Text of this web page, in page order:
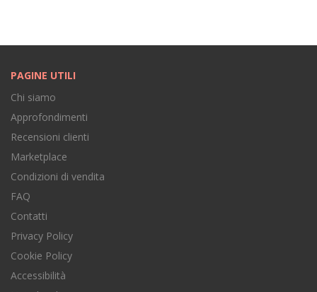
PAGINE UTILI
Chi siamo
Approfondimenti
Recensioni clienti
Marketplace
Condizioni di vendita
FAQ
Contatti
Privacy Policy
Cookie Policy
Accessibilità